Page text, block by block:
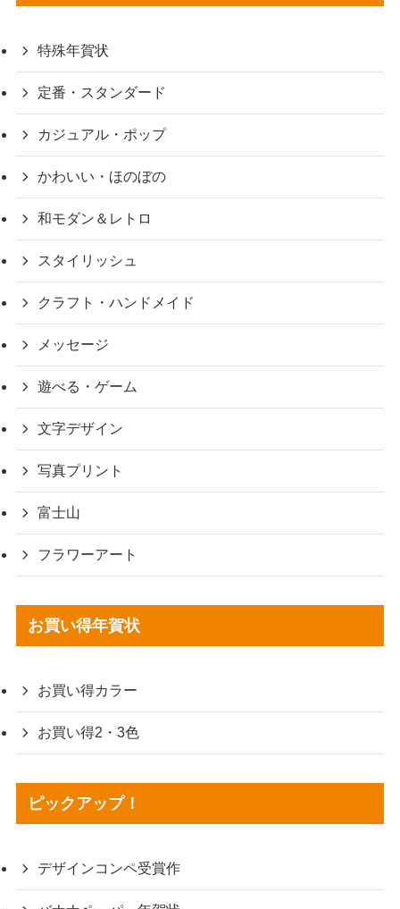
特殊年賀状
定番・スタンダード
カジュアル・ポップ
かわいい・ほのぼの
和モダン＆レトロ
スタイリッシュ
クラフト・ハンドメイド
メッセージ
遊べる・ゲーム
文字デザイン
写真プリント
富士山
フラワーアート
お買い得年賀状
お買い得カラー
お買い得2・3色
ピックアップ！
デザインコンペ受賞作